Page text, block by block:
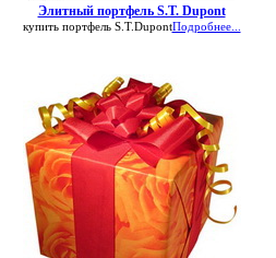
Элитный портфель S.T. Dupont
купить портфель S.T.DupontПодробнее...